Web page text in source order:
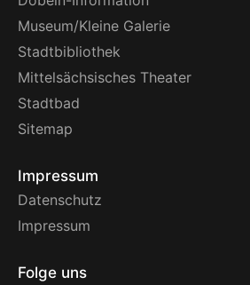
Museum/Kleine Galerie
Stadtbibliothek
Mittelsächsisches Theater
Stadtbad
Sitemap
Impressum
Datenschutz
Impressum
Folge uns